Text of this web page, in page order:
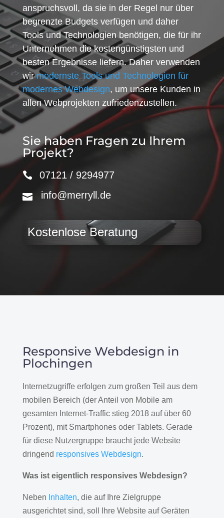
anspruchsvoll, da sie in der Regel nur über
begrenzte Budgets verfügen und daher
Tools und Technologien benötigen, die für ihr
Unternehmen die kostengünstigsten und
besten Ergebnisse liefern. Daher verwenden
wirmodernste Tools und Technologien für
modernes Webdesign, um unsere Kunden in
allen Webprojekten zufriedenzustellen.
Sie haben Fragen zu Ihrem
Projekt?
07121 / 9294977
info@merryll.de
Kostenlose Beratung
Responsive Webdesign in
Plochingen
Internetzugriffe erfolgen zum großen Teil aus dem
mobilen Bereich (der Anteil von Mobile am
gesamten Internet-Traffic stieg 2018 auf über 60
Prozent), mit Smartphones oder Tablets. Gerade
für diese Nutzergruppe braucht jede Website
dringend responsives Webdesign.
Was ist eigentlich responsives Webdesign?
Neben Inhalten, die auf Ihre Zielgruppe
ausgerichtet sind, soll Ihre Website auf Geräten